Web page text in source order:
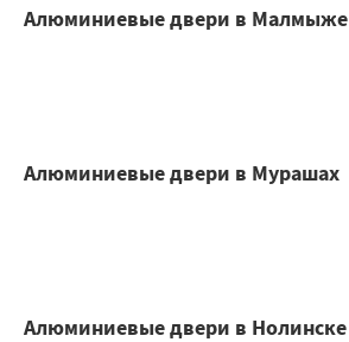
Алюминиевые двери в Малмыже
Алюминиевые двери в Мурашах
Алюминиевые двери в Нолинске